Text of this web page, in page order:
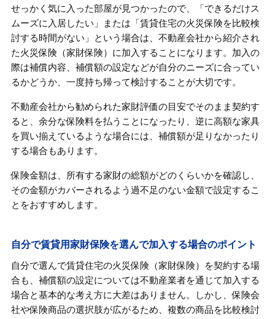
せっかく気に入った部屋が見つかったので、「できるだけス
ムーズに入居したい」または「賃貸住宅の火災保険を比較検
討する時間がない」という場合は、不動産会社から紹介され
た火災保険（家財保険）に加入することになります。加入の
際は補償内容、補償額の設定などが自分のニーズに合ってい
るかどうか、一度持ち帰って検討することが大切です。
不動産会社から勧められた家財評価の目安でそのまま契約す
ると、余分な保険料を払うことになったり、逆に高額な家具
を買い揃えているような場合には、補償額が足りなかったり
する場合もあります。
保険金額は、所有する家財の総額がどのくらいかを確認し、
その金額がカバーされるよう過不足のない金額で設定するこ
とをおすすめします。
自分で賃貸用家財保険を選んで加入する場合のポイント
自分で選んで賃貸住宅の火災保険（家財保険）を契約する場
合も、補償額の設定については不動産業者を通じて加入する
場合と基本的な考え方に大差はありません。しかし、保険会
社や保険商品の選択肢が広がるため、複数の商品を比較検討